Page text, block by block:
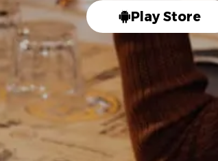
Play Store